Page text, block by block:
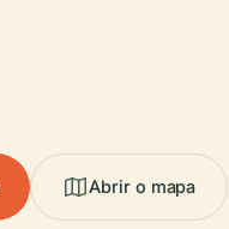
Abrir o mapa